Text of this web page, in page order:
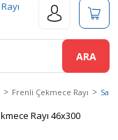
ARA
Frenli Çekmece Rayı